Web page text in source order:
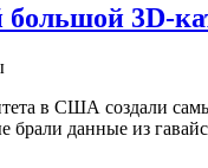
3D-
в США создали
брали данные из